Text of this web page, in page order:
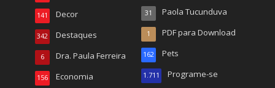
Decor
141
Destaques
342
Dra. Paula Ferreira
6
Economia
156
Paola Tucunduva
31
PDF para Download
1
Pets
162
Programe-se
1.711